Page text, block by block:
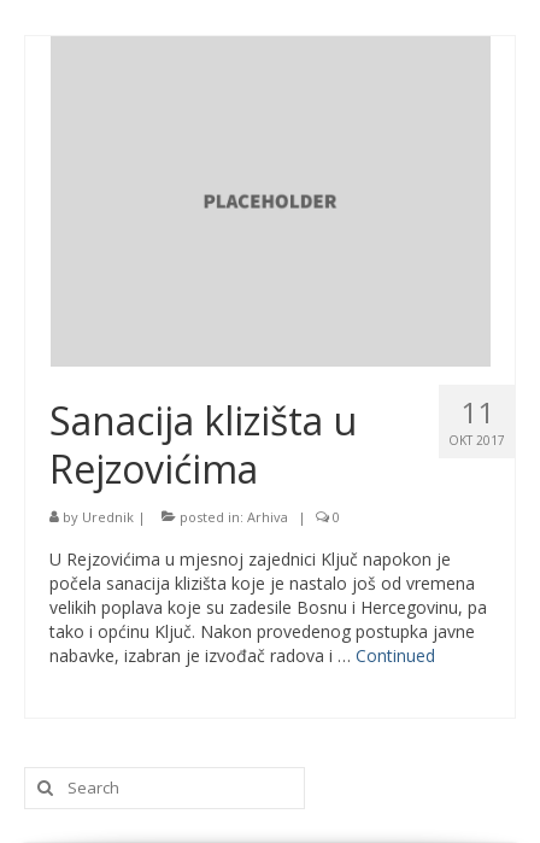
11
OKT 2017
Sanacija klizišta u
Rejzovićima
by Urednik | posted in: Arhiva | 0
U Rejzovićima u mjesnoj zajednici Ključ napokon je
počela sanacija klizišta koje je nastalo još od vremena
velikih poplava koje su zadesile Bosnu i Hercegovinu, pa
tako i općinu Ključ. Nakon provedenog postupka javne
nabavke, izabran je izvođač radova i … Continued
Search
for: